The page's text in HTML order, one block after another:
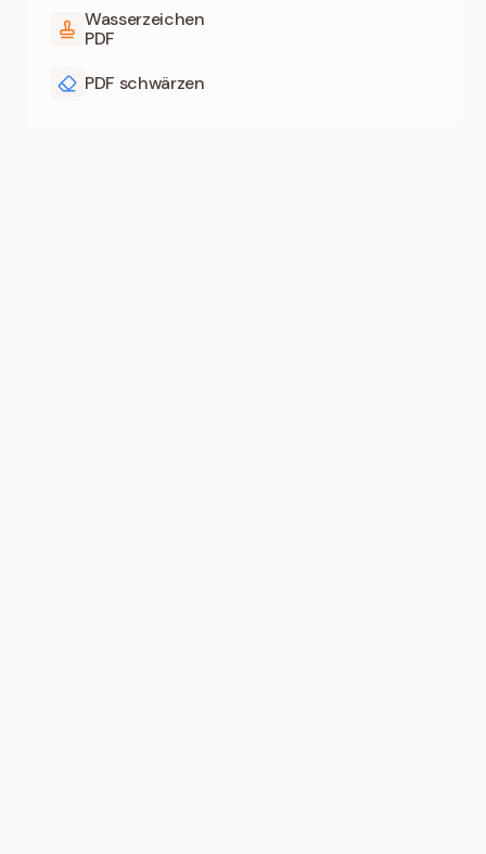
Wasserzeichen
PDF
PDF schwärzen